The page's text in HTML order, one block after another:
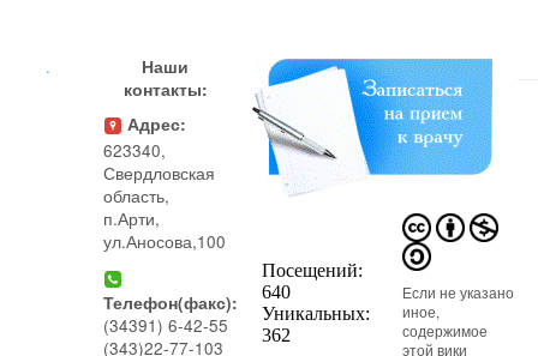
.
Наши
контакты:
Адрес:
623340,
Свердловская
область,
п.Арти,
ул.Аносова,100
Телефон(факс):
(34391) 6-42-55
(343)22-77-103
Если не указано
иное,
содержимое
этой вики